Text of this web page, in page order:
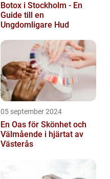
Botox i Stockholm - En
Guide till en
Ungdomligare Hud
05 september 2024
En Oas för Skönhet och
Välmående i hjärtat av
Västerås